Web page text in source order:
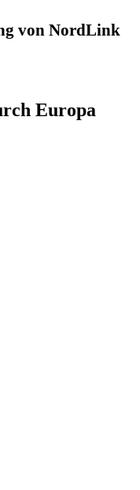
von NordLink
Europa